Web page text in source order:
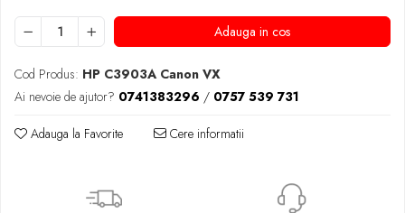
Adauga in cos
Cod Produs: HP C3903A Canon VX
Ai nevoie de ajutor? 0741383296 / 0757 539 731
Adauga la Favorite Cere informatii